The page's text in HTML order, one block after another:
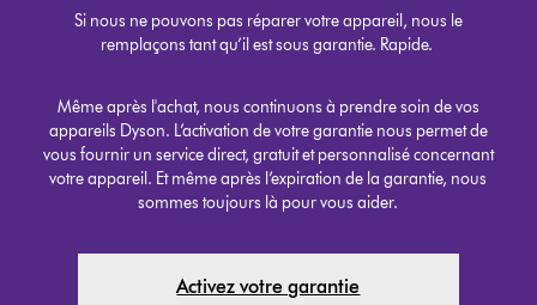
Si nous ne pouvons pas réparer votre appareil, nous le
remplaçons tant qu’il est sous garantie. Rapide.
Même après l'achat, nous continuons à prendre soin de vos
appareils Dyson. L’activation de votre garantie nous permet de
vous fournir un service direct, gratuit et personnalisé concernant
votre appareil. Et même après l’expiration de la garantie, nous
sommes toujours là pour vous aider.
Activez votre garantie